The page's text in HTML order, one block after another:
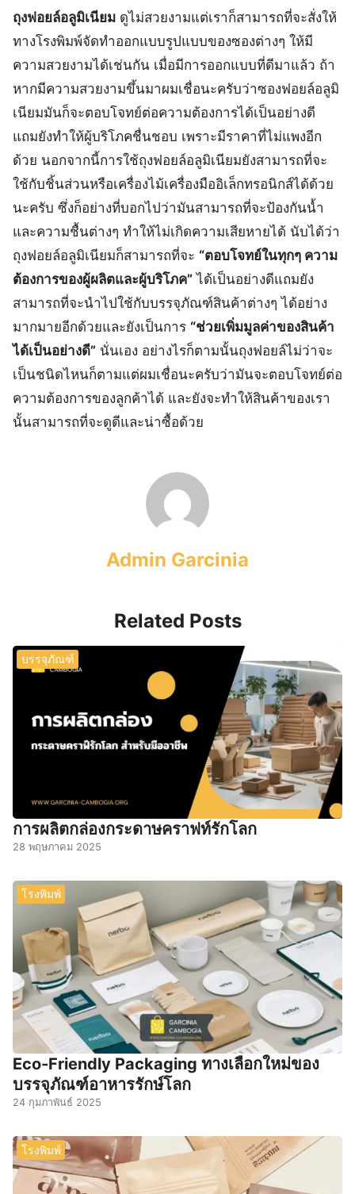
ถุงฟอยล์อลูมิเนียม ดูไม่สวยงามแต่เราก็สามารถที่จะสั่งให้
ทางโรงพิมพ์จัดทำออกแบบรูปแบบของซองต่างๆ ให้มี
ความสวยงามได้เช่นกัน เมื่อมีการออกแบบที่ดีมาแล้ว ถ้า
หากมีความสวยงามขึ้นมาผมเชื่อนะครับว่าซองฟอยล์อลูมิ
เนียมมันก็จะตอบโจทย์ต่อความต้องการได้เป็นอย่างดี
แถมยังทำให้ผู้บริโภคชื่นชอบ เพราะมีราคาที่ไม่แพงอีก
ด้วย นอกจากนี้การใช้ถุงฟอยล์อลูมิเนียมยังสามารถที่จะ
ใช้กับชิ้นส่วนหรือเครื่องไม้เครื่องมืออิเล็กทรอนิกส์ได้ด้วย
นะครับ ซึ่งก็อย่างที่บอกไปว่ามันสามารถที่จะป้องกันน้ำ
และความชื้นต่างๆ ทำให้ไม่เกิดความเสียหายได้ นับได้ว่า
ถุงฟอยล์อลูมิเนียมก็สามารถที่จะ “ตอบโจทย์ในทุกๆ ความ
ต้องการของผู้ผลิตและผู้บริโภค” ได้เป็นอย่างดีแถมยัง
สามารถที่จะนำไปใช้กับบรรจุภัณฑ์สินค้าต่างๆ ได้อย่าง
มากมายอีกด้วยและยังเป็นการ “ช่วยเพิ่มมูลค่าของสินค้า
ได้เป็นอย่างดี” นั่นเอง อย่างไรก็ตามนั้นถุงฟอยล์ไม่ว่าจะ
เป็นชนิดไหนก็ตามแต่ผมเชื่อนะครับว่ามันจะตอบโจทย์ต่อ
ความต้องการของลูกค้าได้ และยังจะทำให้สินค้าของเรา
นั้นสามารถที่จะดูดีและน่าซื้อด้วย
Admin Garcinia
Related Posts
บรรจุภัณฑ์
การผลิตกล่องกระดาษคราฟท์รักโลก
28 พฤษภาคม 2025
โรงพิมพ์
Eco-Friendly Packaging ทางเลือกใหม่ของ
บรรจุภัณฑ์อาหารรักษ์โลก
24 กุมภาพันธ์ 2025
โรงพิมพ์